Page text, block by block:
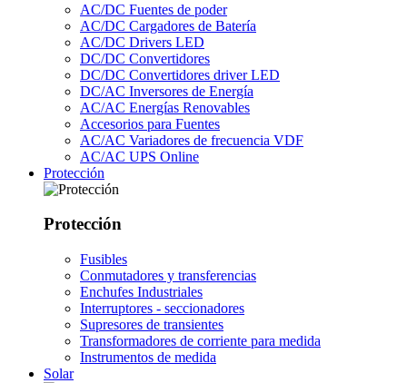
AC/DC Fuentes de poder
AC/DC Cargadores de Batería
AC/DC Drivers LED
DC/DC Convertidores
DC/DC Convertidores driver LED
DC/AC Inversores de Energía
AC/AC Energías Renovables
Accesorios para Fuentes
AC/AC Variadores de frecuencia VDF
AC/AC UPS Online
Protección
Protección
Fusibles
Conmutadores y transferencias
Enchufes Industriales
Interruptores - seccionadores
Supresores de transientes
Transformadores de corriente para medida
Instrumentos de medida
Solar